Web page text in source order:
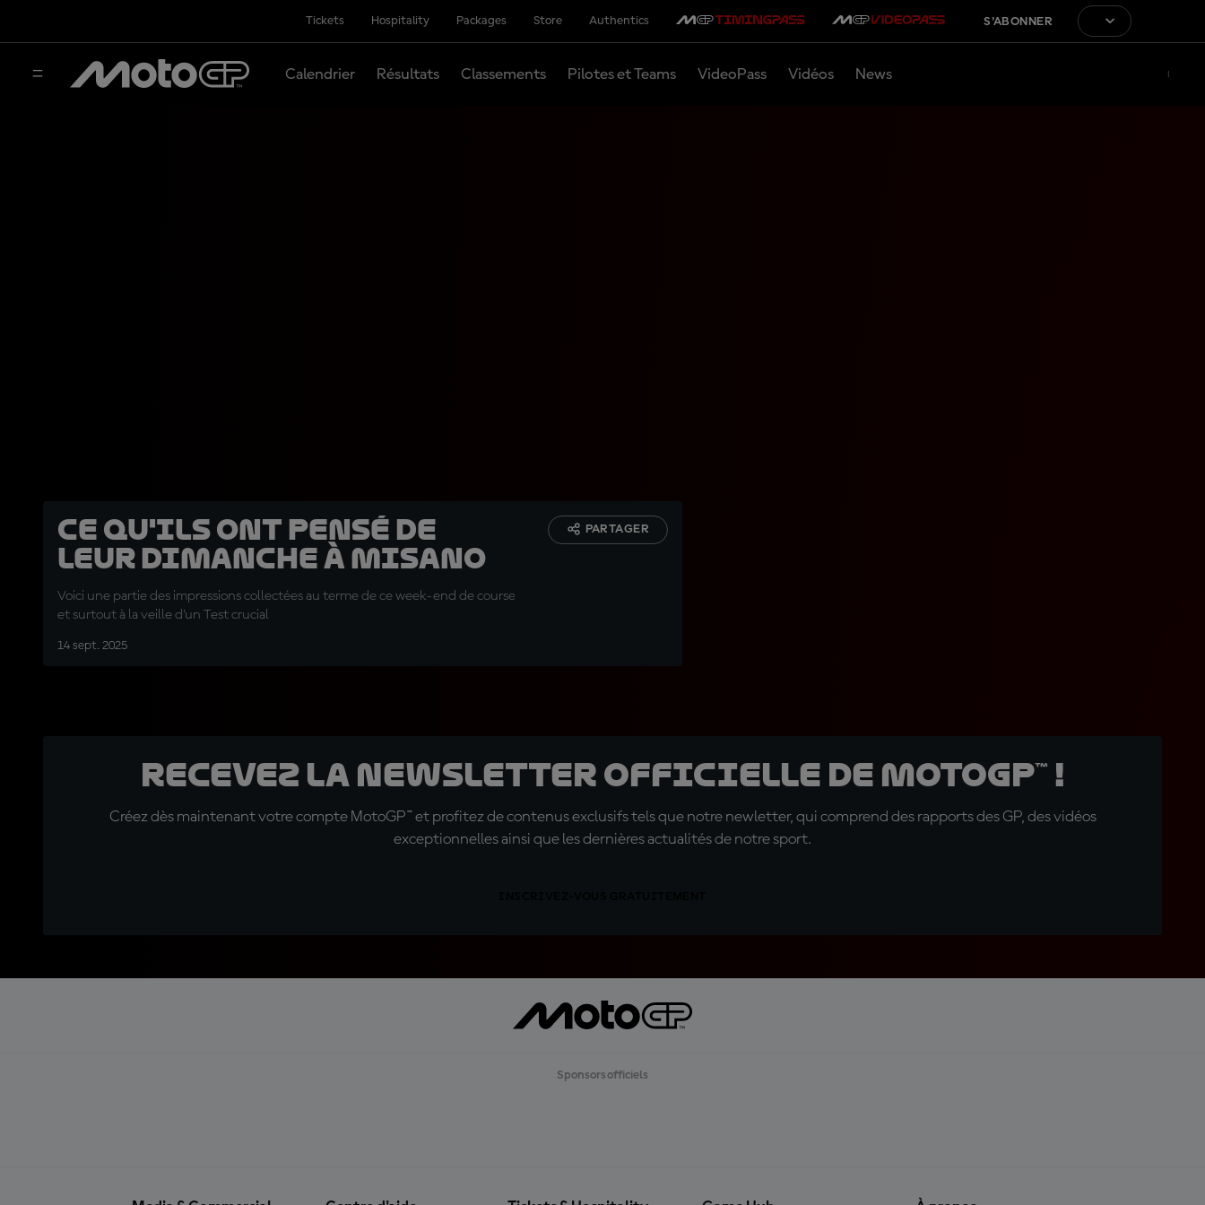
Tickets Hospitality Packages Store Authentics S'ABONNER
Calendrier Résultats Classements Pilotes et Teams VideoPass Vidéos News
Ce qu'ils ont pensé de
leur dimanche à Misano
Voici une partie des impressions collectées au terme de ce week-end de course
et surtout à la veille d'un Test crucial
14 sept. 2025
PARTAGER
Recevez la Newsletter officielle de MotoGP™ !
Créez dès maintenant votre compte MotoGP™ et profitez de contenus exclusifs tels que notre newletter, qui comprend des rapports des GP, des vidéos
exceptionnelles ainsi que les dernières actualités de notre sport.
Sponsors officiels